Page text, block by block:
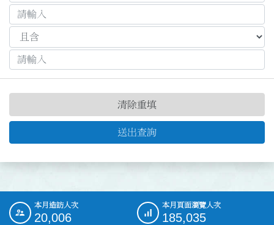
送出查詢
清除重填
::: 本月造訪人次
20,006
本月頁面瀏覽人次
185,035